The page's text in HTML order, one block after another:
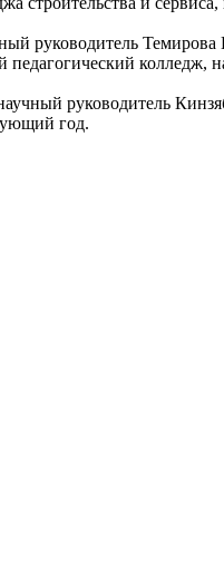
руководитель
колледж,
руководитель
год.